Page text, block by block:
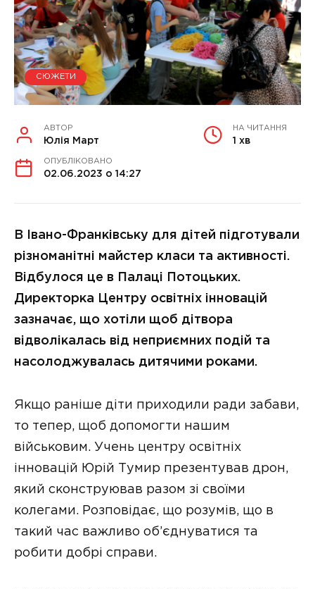
СЮЖЕТИ
АВТОР
Юлія Март
НА ЧИТАННЯ
1 хв
ОПУБЛІКОВАНО
02.06.2023 о 14:27
В Івано-Франківську для дітей підготували
різноманітні майстер класи та активності.
Відбулося це в Палаці Потоцьких.
Директорка Центру освітніх інновацій
зазначає, що хотіли щоб дітвора
відволікалась від неприємних подій та
насолоджувалась дитячими роками.
Якщо раніше діти приходили ради забави,
то тепер, щоб допомогти нашим
військовим. Учень центру освітніх
інновацій Юрій Тумир презентував дрон,
який сконструював разом зі своїми
колегами. Розповідає, що розумів, що в
такий час важливо об’єднуватися та
робити добрі справи.